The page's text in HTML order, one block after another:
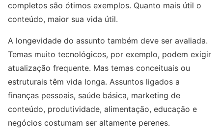
completos são ótimos exemplos. Quanto mais útil o
conteúdo, maior sua vida útil.
A longevidade do assunto também deve ser avaliada.
Temas muito tecnológicos, por exemplo, podem exigir
atualização frequente. Mas temas conceituais ou
estruturais têm vida longa. Assuntos ligados a
finanças pessoais, saúde básica, marketing de
conteúdo, produtividade, alimentação, educação e
negócios costumam ser altamente perenes.